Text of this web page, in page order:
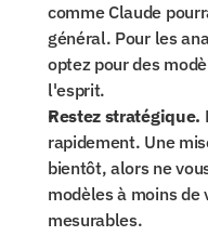
comme Claude
général. Pour les
optez pour des
l'esprit.
Restez stratégique.
rapidement. Une
bientôt, alors ne
modèles à moins de
mesurables.